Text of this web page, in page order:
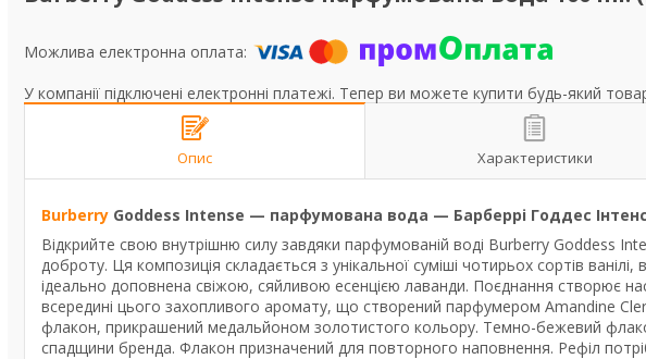
У компанії підключені електронні платежі. Тепер ви можете купити будь-який
Опис Характеристики
Burberry Goddess Intense — парфумована вода — Барберрі Годдес Інтенс
Відкрийте свою внутрішню силу завдяки парфумованій воді Burberry Goddess
доброту. Ця композиція складається з унікальної суміші чотирьох сортів
ідеально доповнена свіжою, сяйливою есенцією лаванди. Поєднання створює
всередині цього захопливого аромату, що створений парфумером Amandine
флакон, прикрашений медальйоном золотистого кольору. Темно-бежевий
спадщини бренда. Флакон призначений для повторного наповнення. Рефіл